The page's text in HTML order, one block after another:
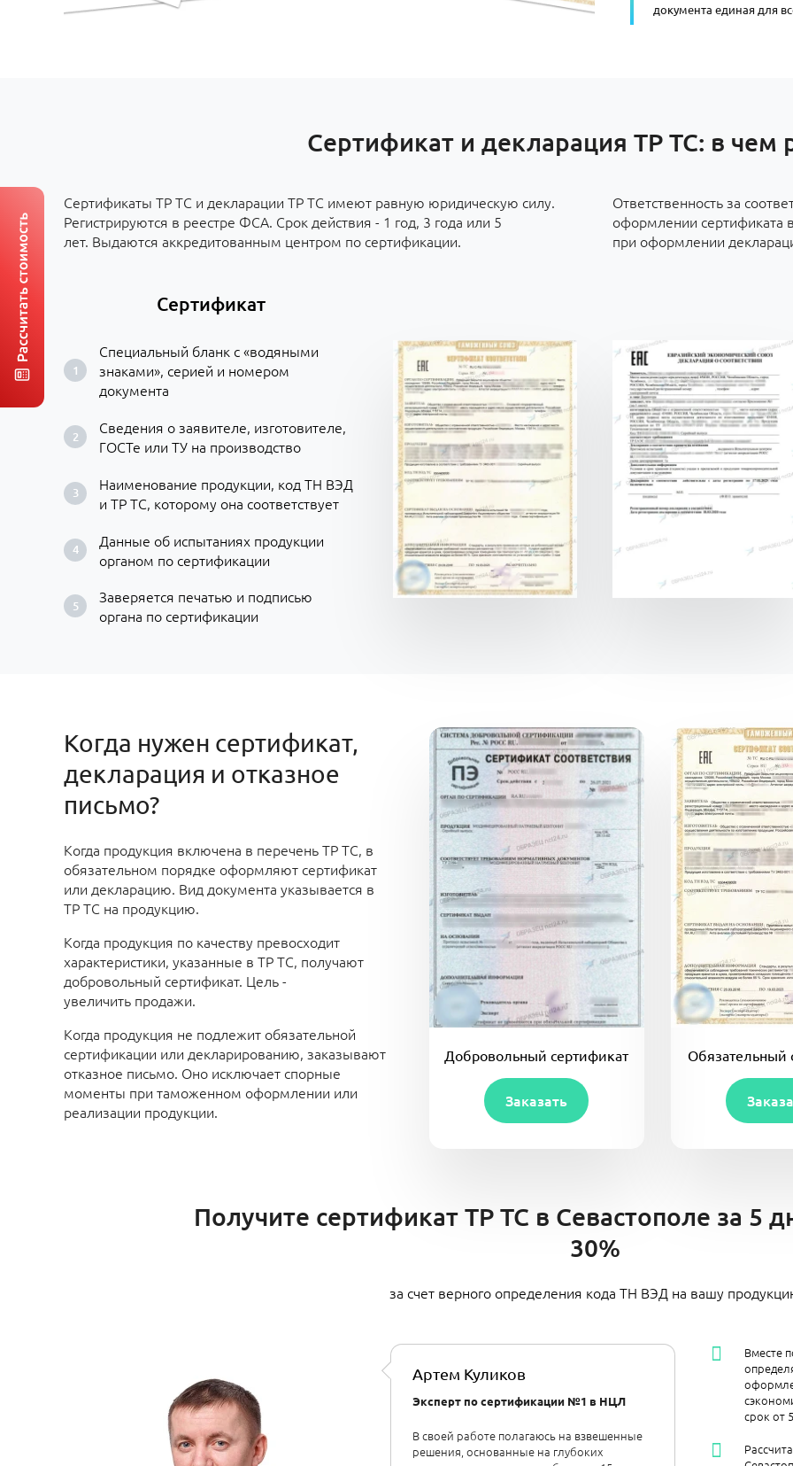
документа единая для
Сертификат и декларация ТР ТС: в чем
Сертификаты ТР ТС и декларации ТР ТС имеют равную юридическую силу.
Регистрируются в реестре ФСА. Срок действия - 1 год, 3 года или 5
лет. Выдаются аккредитованным центром по сертификации.
Ответственность за
оформлении сертификата
при оформлении
Сертификат
Специальный бланк с «водяными
знаками», серией и номером
документа
Сведения о заявителе, изготовителе,
ГОСТе или ТУ на производство
Наименование продукции, код ТН ВЭД
и ТР ТС, которому она соответствует
Данные об испытаниях продукции
органом по сертификации
Заверяется печатью и подписью
органа по сертификации
Когда нужен сертификат,
декларация и отказное
письмо?
Когда продукция включена в перечень ТР ТС, в
обязательном порядке оформляют сертификат
или декларацию. Вид документа указывается в
ТР ТС на продукцию.
Когда продукция по качеству превосходит
характеристики, указанные в ТР ТС, получают
добровольный сертификат. Цель -
увеличить продажи.
Когда продукция не подлежит обязательной
сертификации или декларированию, заказывают
отказное письмо. Оно исключает спорные
моменты при таможенном оформлении или
реализации продукции.
Добровольный сертификат
Заказать
Обязательный
Получите сертификат ТР ТС в Севастополе за 5
30%
за счет верного определения кода ТН ВЭД на вашу
Артем Куликов
Эксперт по сертификации №1 в НЦЛ
В своей работе полагаюсь на взвешенные
решения, основанные на глубоких
Вместе
срок от